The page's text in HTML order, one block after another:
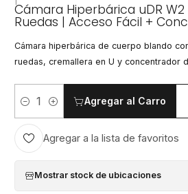
Cámara Hiperbárica uDR W2
Ruedas | Acceso Fácil +
Cámara hiperbárica de cuerpo blando
ruedas, cremallera en U y concentrador
Cantidad
Agregar al Carro
Agregar a la lista de favoritos
Mostrar stock de ubicaciones